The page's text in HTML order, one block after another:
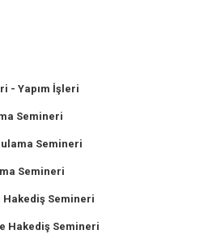
- Yapım İşleri
Semineri
Semineri
Semineri
Hakediş Semineri
Hakediş Semineri